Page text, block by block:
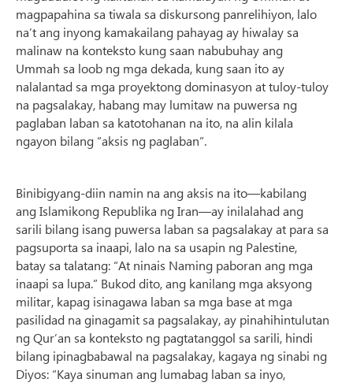
magpapahina sa tiwala sa diskursong panrelihiyon, lalo
na’t ang inyong kamakailang pahayag ay hiwalay sa
malinaw na konteksto kung saan nabubuhay ang
Ummah sa loob ng mga dekada, kung saan ito ay
nalalantad sa mga proyektong dominasyon at tuloy-tuloy
na pagsalakay, habang may lumitaw na puwersa ng
paglaban laban sa katotohanan na ito, na alin kilala
ngayon bilang “aksis ng paglaban”.
Binibigyang-diin namin na ang aksis na ito—kabilang
ang Islamikong Republika ng Iran—ay inilalahad ang
sarili bilang isang puwersa laban sa pagsalakay at para sa
pagsuporta sa inaapi, lalo na sa usapin ng Palestine,
batay sa talatang: “At ninais Naming paboran ang mga
inaapi sa lupa.” Bukod dito, ang kanilang mga aksyong
militar, kapag isinagawa laban sa mga base at mga
pasilidad na ginagamit sa pagsalakay, ay pinahihintulutan
ng Qur’an sa konteksto ng pagtatanggol sa sarili, hindi
bilang ipinagbabawal na pagsalakay, kagaya ng sinabi ng
Diyos: “Kaya sinuman ang lumabag laban sa inyo,